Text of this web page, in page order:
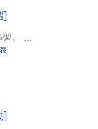
]
習。 ...
]